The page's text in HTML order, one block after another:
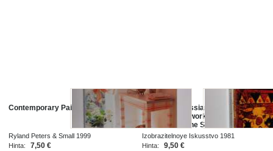
Contemporary Painted Furniture
Ryland Peters & Small 1999
Hinta:
7,50 €
Traditional Russian Carved and
Painted Woodwork - From the
Collection of the State Museum of
History and Art in the Zagorsk
Reservation
Izobrazitelnoye Iskusstvo 1981
Hinta:
9,50 €